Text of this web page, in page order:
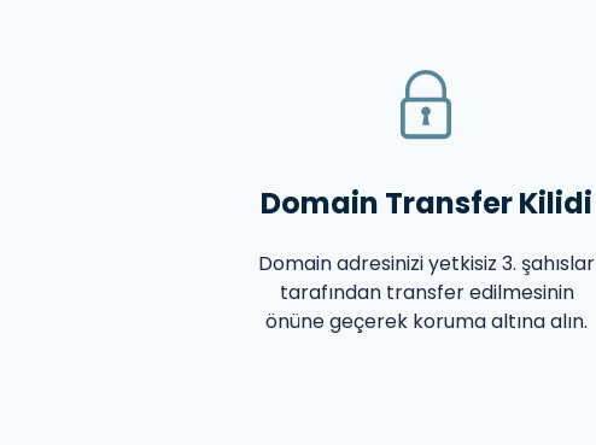
Domain Transfer Kilidi
Domain adresinizi yetkisiz 3. şahıslar
tarafından transfer edilmesinin
önüne geçerek koruma altına alın.